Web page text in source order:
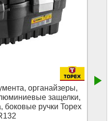
органайзеры,
защелки,
боковые ручки Topex